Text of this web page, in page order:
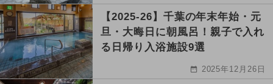
【2025-26】千葉の年末年始・元
旦・大晦日に朝風呂！親子で入れ
る日帰り入浴施設9選
2025年12月26日